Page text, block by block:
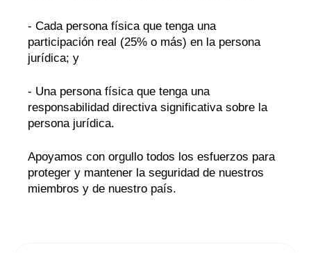
- Cada persona física que tenga una
participación real (25% o más) en la persona
jurídica; y
- Una persona física que tenga una
responsabilidad directiva significativa sobre la
persona jurídica.
Apoyamos con orgullo todos los esfuerzos para
proteger y mantener la seguridad de nuestros
miembros y de nuestro país.